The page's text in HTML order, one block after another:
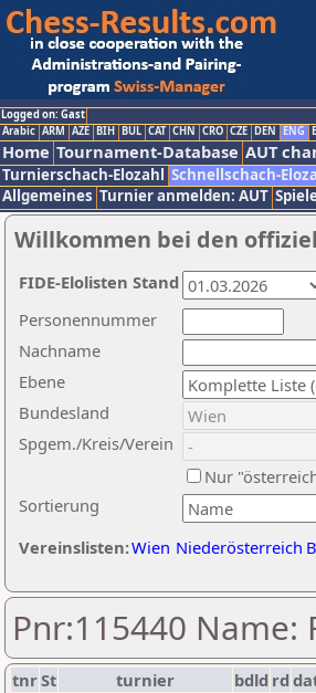
Logged on: Gast
Arabic ARM AZE BIH BUL CAT CHN CRO CZE DEN ENG
Home Tournament-Database AUT
Turnierschach-Elozahl Schnellschach-
Allgemeines Turnier anmelden: AUT
Willkommen bei den
Nachname
Ebene
Sortierung
Personennummer
Bundesland
Spgem./Kreis/Verein
Nur
Vereinslisten:Wien Niederösterreich
FIDE-Elolisten Stand
Pnr:115440 Name:
tnrSt turnier bdld rd